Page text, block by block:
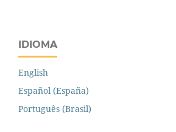
IDIOMA
English
Español (España)
Português (Brasil)